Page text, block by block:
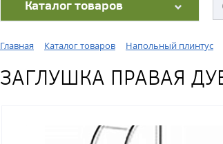
Каталог товаров
Главная Каталог товаров Напольный плинтус
ЗАГЛУШКА ПРАВАЯ